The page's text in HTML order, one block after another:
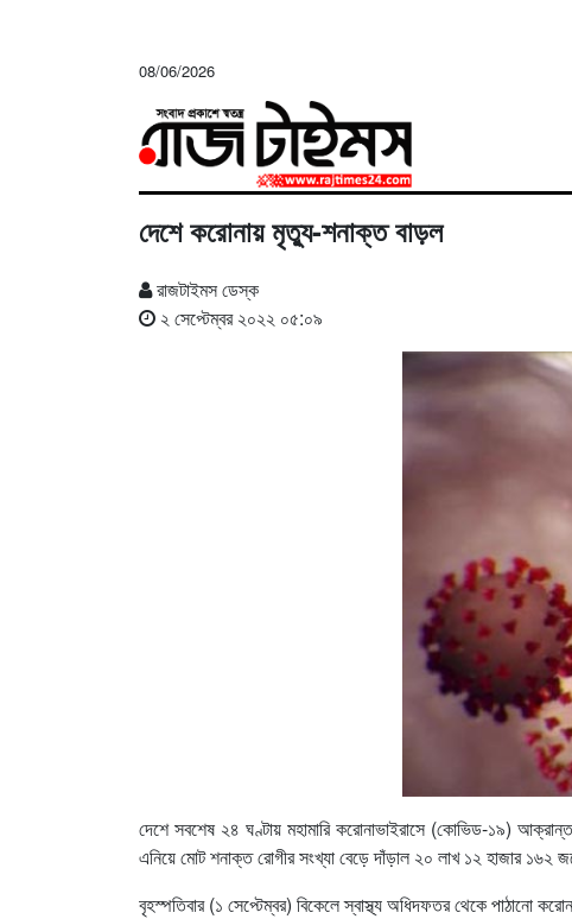
08/06/2026
দেশে করোনায় মৃত্যু-শনাক্ত বাড়ল
রাজটাইমস ডেস্ক
২ সেপ্টেম্বর ২০২২ ০৫:০৯
দেশে সবশেষ ২৪ ঘণ্টায় মহামারি করোনাভাইরাসে (কোভিড-১৯)
এনিয়ে মোট শনাক্ত রোগীর সংখ্যা বেড়ে দাঁড়াল ২০ লাখ ১২ হাজার ১৬২
বৃহস্পতিবার (১ সেপ্টেম্বর) বিকেলে স্বাস্থ্য অধিদফতর থেকে পাঠানো